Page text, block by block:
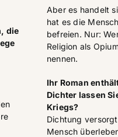
die
Aber es handelt
hat es die
befreien. Nur:
Religion als
nennen.
Ihr Roman
Dichter lassen
Kriegs?
Dichtung
Mensch